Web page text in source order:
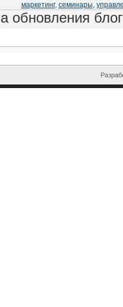
маркетинг, семинары,
обновления